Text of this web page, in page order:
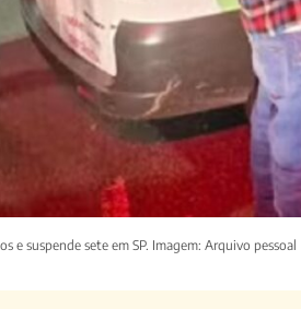
e suspende sete em SP. Imagem: Arquivo pessoal